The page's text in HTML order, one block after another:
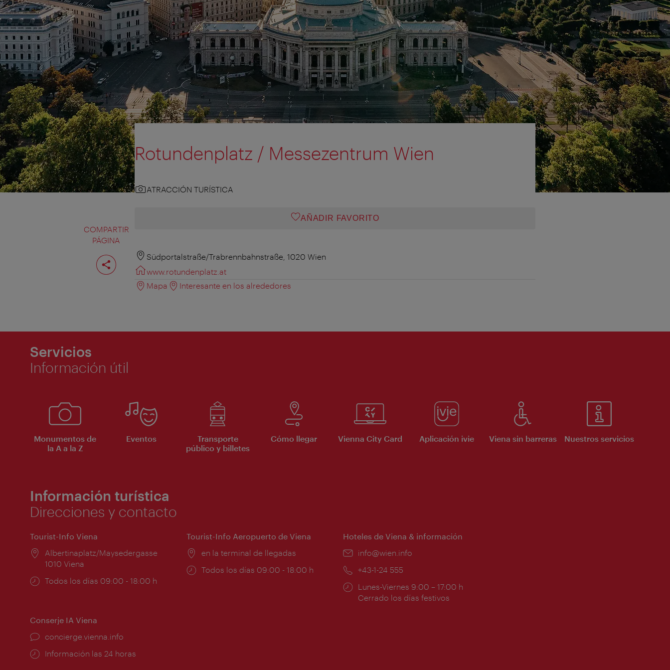
COMPARTIR
PÁGINA
Compartir
página
Rotundenplatz / Messezentrum Wien
ATRACCIÓN TURÍSTICA
AÑADIR FAVORITO
Südportalstraße/Trabrennbahnstraße, 1020 Wien
www.rotundenplatz.at
Mapa
Interesante en los alrededores
Servicios
Información útil
Monumentos de
la A a la Z
Eventos
Transporte
público y billetes
Cómo llegar Vienna City Card Aplicación ivie Viena sin barreras Nuestros servicios
Información turística
Direcciones y contacto
Tourist-Info Viena
Lugar:
Albertinaplatz/Maysedergasse
1010 Viena
Horarios
Todos los días 09:00 - 18:00 h
Tourist-Info Aeropuerto de Viena
Lugar:
en la terminal de llegadas
Horarios
Todos los días 09:00 - 18:00 h
Hoteles de Viena & información
e-
info@wien.info
Teléfono:
+43-1-24 555
Horarios
de
Lunes-Viernes 9:00 – 17:00 h
Cerrado los días festivos
Conserje IA Viena
concierge.vienna.info
Información las 24 horas